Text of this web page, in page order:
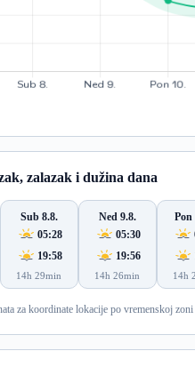
zalazak i dužina dana
Sub 8.8.
05:28
19:58
14h 29min
Ned 9.8.
05:30
19:56
14h 26min
Pon
14h
za koordinate lokacije po vremenskoj